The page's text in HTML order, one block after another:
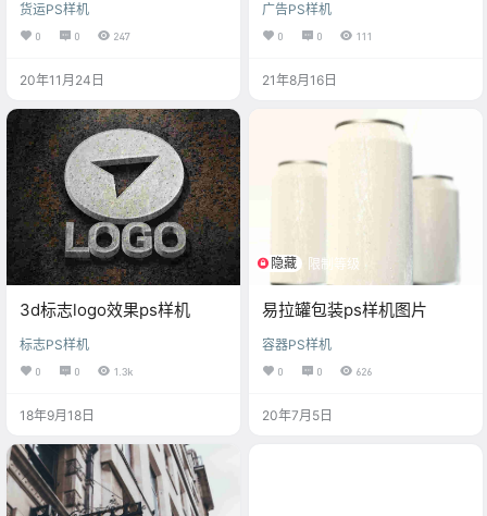
货运PS样机
0 0 247
20年11月24日
广告PS样机
0 0 111
21年8月16日
3d标志logo效果ps样机
标志PS样机
0 0 1.3k
18年9月18日
隐藏 限制等级
易拉罐包装ps样机图片
容器PS样机
0 0 626
20年7月5日